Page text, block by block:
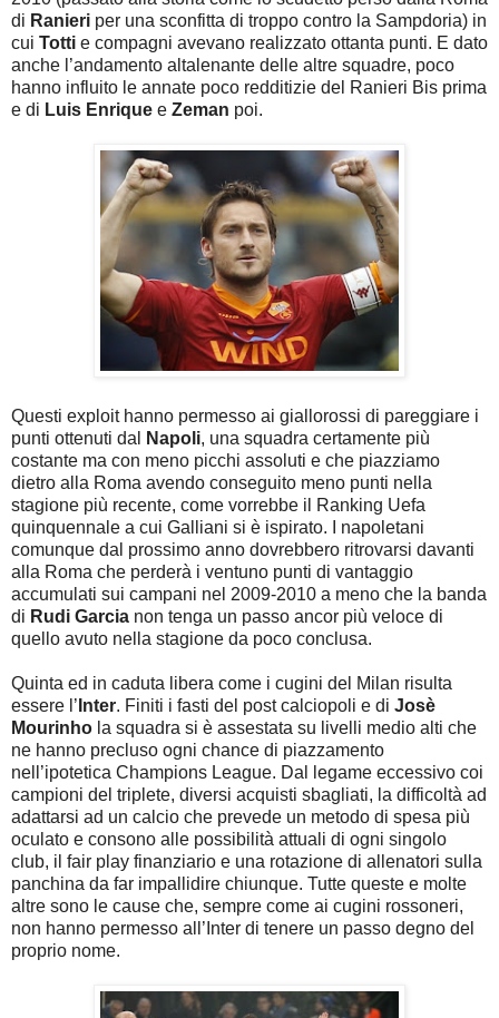
di Ranieri per una sconfitta di troppo contro la Sampdoria) in
cui Totti e compagni avevano realizzato ottanta punti. E dato
anche l’andamento altalenante delle altre squadre, poco
hanno influito le annate poco redditizie del Ranieri Bis prima
e di Luis Enrique e Zeman poi.
Questi exploit hanno permesso ai giallorossi di pareggiare i
punti ottenuti dal
Napoli, una squadra certamente più
costante ma con meno picchi assoluti e che piazziamo
dietro alla Roma avendo conseguito meno punti nella
stagione più recente, come vorrebbe il Ranking Uefa
quinquennale a cui Galliani si è ispirato. I napoletani
comunque dal prossimo anno dovrebbero ritrovarsi davanti
alla Roma che perderà i ventuno punti di vantaggio
accumulati sui campani nel 2009-2010 a meno che la banda
di Rudi Garcia non tenga un passo ancor più veloce di
quello avuto nella stagione da poco conclusa.
Quinta ed in caduta libera come i cugini del Milan risulta
essere l’ Inter. Finiti i fasti del post calciopoli e di Josè
Mourinho la squadra si è assestata su livelli medio alti che
ne hanno precluso ogni chance di piazzamento
nell’ipotetica Champions League. Dal legame eccessivo coi
campioni del triplete, diversi acquisti sbagliati, la difficoltà ad
adattarsi ad un calcio che prevede un metodo di spesa più
oculato e consono alle possibilità attuali di ogni singolo
club, il fair play finanziario e una rotazione di allenatori sulla
panchina da far impallidire chiunque. Tutte queste e molte
altre sono le cause che, sempre come ai cugini rossoneri,
non hanno permesso all’Inter di tenere un passo degno del
proprio nome.